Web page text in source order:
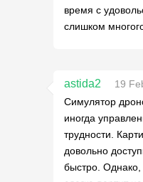
время с
слишком
astida2
19
Симулятор
иногда
трудности.
довольно
быстро.